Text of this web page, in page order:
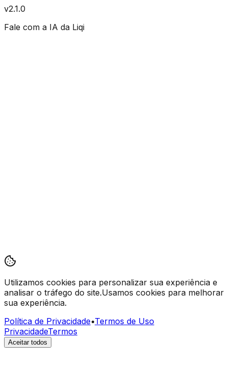
v2.1.0
Fale com a IA da Liqi
Utilizamos cookies para personalizar sua experiência e
analisar o tráfego do site.Usamos cookies para melhorar
sua experiência.
Política de Privacidade•Termos de Uso
PrivacidadeTermos
Aceitar todos